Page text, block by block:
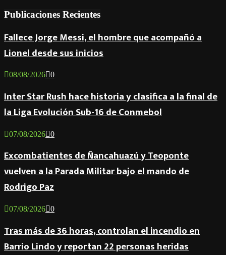
Publicaciones Recientes
Fallece Jorge Messi, el hombre que acompañó a
Lionel desde sus inicios
08/08/2026 0
Inter Star Rush hace historia y clasifica a la final de
la Liga Evolución Sub-16 de Conmebol
07/08/2026 0
Excombatientes de Ñancahuazú y Teoponte
vuelven a la Parada Militar bajo el mando de
Rodrigo Paz
07/08/2026 0
Tras más de 36 horas, controlan el incendio en
Barrio Lindo y reportan 22 personas heridas